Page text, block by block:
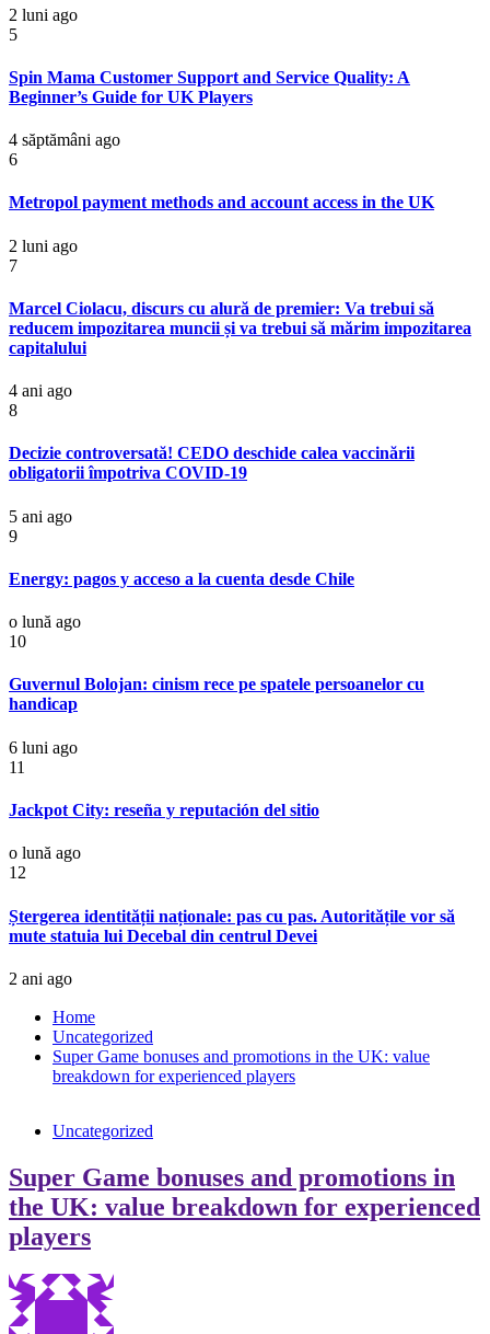
2 luni ago
5
Spin Mama Customer Support and Service Quality: A
Beginner’s Guide for UK Players
4 săptămâni ago
6
Metropol payment methods and account access in the UK
2 luni ago
7
Marcel Ciolacu, discurs cu alură de premier: Va trebui să
reducem impozitarea muncii și va trebui să mărim impozitarea
capitalului
4 ani ago
8
Decizie controversată! CEDO deschide calea vaccinării
obligatorii împotriva COVID-19
5 ani ago
9
Energy: pagos y acceso a la cuenta desde Chile
o lună ago
10
Guvernul Bolojan: cinism rece pe spatele persoanelor cu
handicap
6 luni ago
11
Jackpot City: reseña y reputación del sitio
o lună ago
12
Ștergerea identității naționale: pas cu pas. Autoritățile vor să
mute statuia lui Decebal din centrul Devei
2 ani ago
Home
Uncategorized
Super Game bonuses and promotions in the UK: value
breakdown for experienced players
Uncategorized
Super Game bonuses and promotions in
the UK: value breakdown for experienced
players